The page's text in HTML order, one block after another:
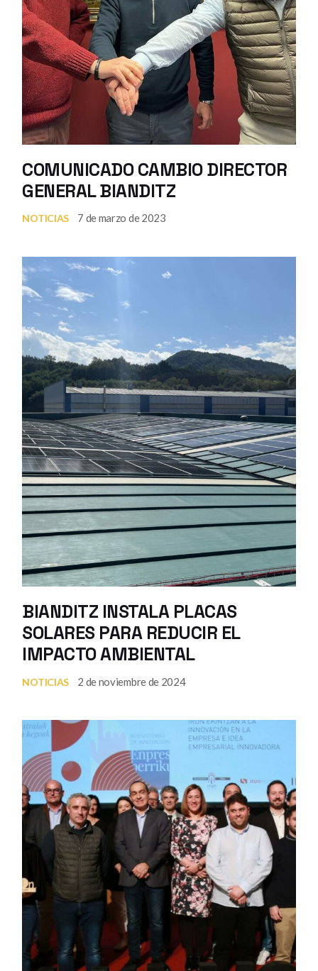
COMUNICADO CAMBIO DIRECTOR
GENERAL BIANDITZ
NOTICIAS 7 de marzo de 2023
BIANDITZ INSTALA PLACAS
SOLARES PARA REDUCIR EL
IMPACTO AMBIENTAL
NOTICIAS 2 de noviembre de 2024